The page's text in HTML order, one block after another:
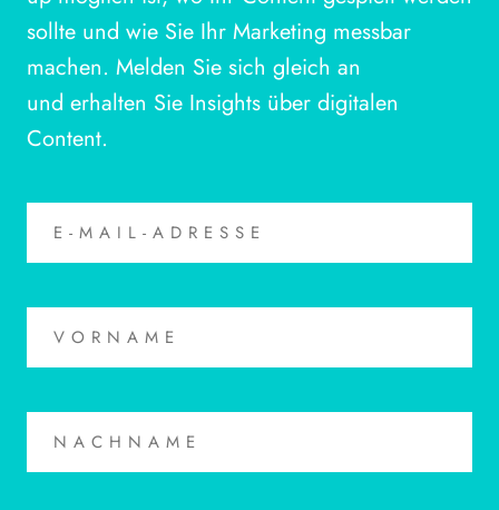
sollte und wie Sie Ihr Marketing messbar
machen. Melden Sie sich gleich an
und erhalten Sie Insights über digitalen
Content.